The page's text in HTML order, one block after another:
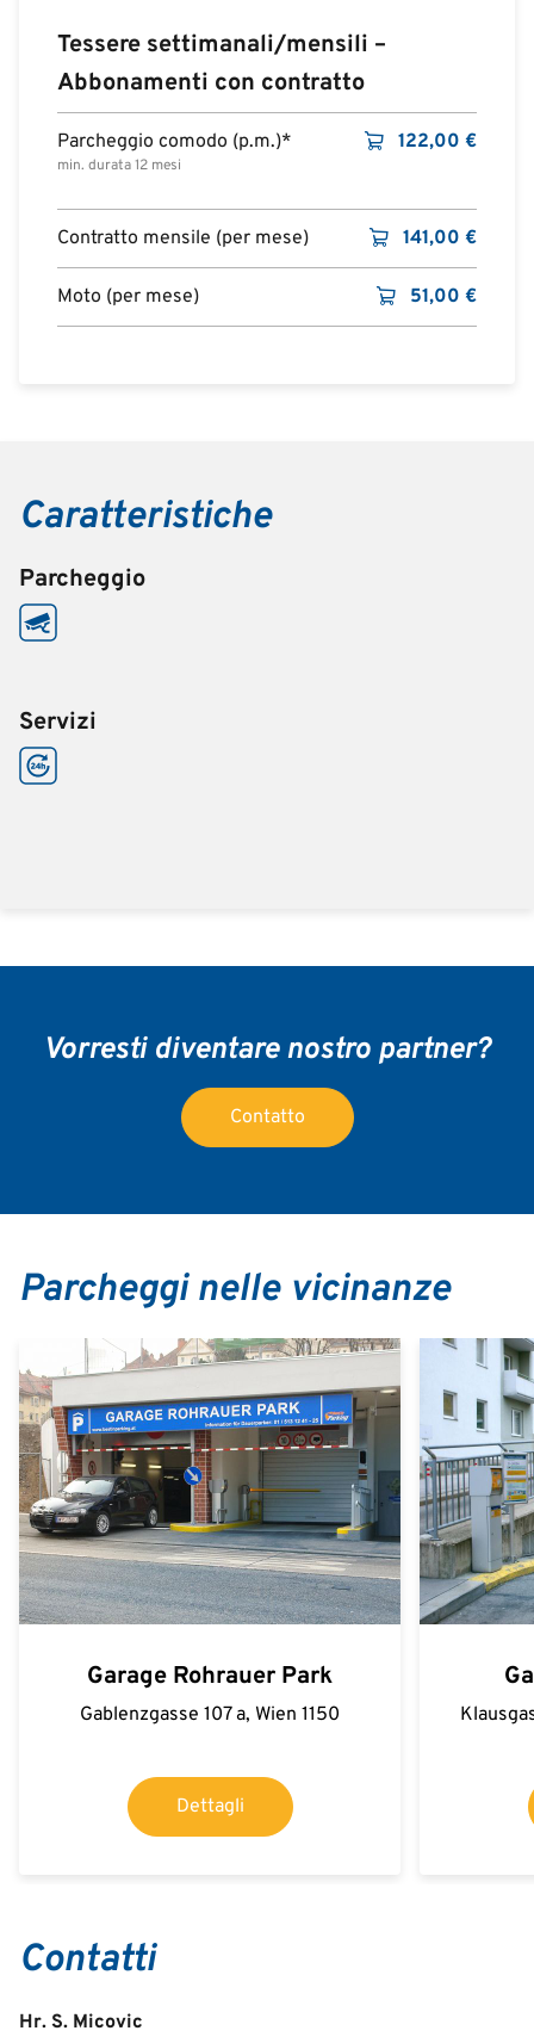
Tessere settimanali/mensili –
Abbonamenti con contratto
Parcheggio comodo (p.m.)*
min. durata 12 mesi
122,00 €
Contratto mensile (per mese) 141,00 €
Moto (per mese) 51,00 €
Caratteristiche
Parcheggio
Servizi
Vorresti diventare nostro partner?
Contatto
Parcheggi nelle vicinanze
Garage Rohrauer Park
Gablenzgasse 107 a, Wien 1150
Dettagli
Contatti
Hr. S. Micovic